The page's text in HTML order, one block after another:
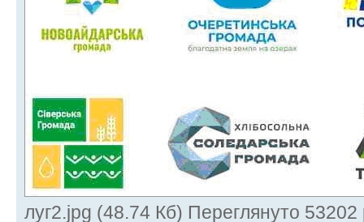
луг2.jpg (48.74 Кб) Переглянуто 53202